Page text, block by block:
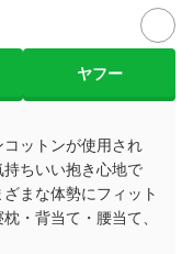
ヤフー
ットンが使用され
ちいい抱き心地で
まな体勢にフィット
・背当て・腰当て、